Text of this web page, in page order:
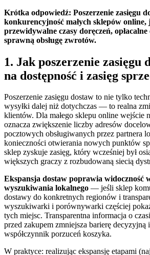
Krótka odpowiedź: Poszerzenie zasięgu
konkurencyjność małych sklepów online,
przewidywalne czasy doręczeń, opłacalne
sprawną obsługę zwrotów.
1. Jak poszerzenie zasięgu
na dostępność i zasięg
Poszerzenie zasięgu dostaw to nie tylko
wysyłki dalej niż dotychczas — to realna
klientów. Dla małego sklepu online wejście
oznacza zwiększenie liczby adresów
pocztowych obsługiwanych przez partnera
konieczności otwierania nowych punktów
sklep zyskuje zasięg, który wcześniej był
większych graczy z rozbudowaną siecią
Ekspansja dostaw poprawia widoczność
wyszukiwania lokalnego — jeśli sklep
dostawy do konkretnych regionów i
wyszukiwarki i porównywarki częściej
tych miejsc. Transparentna informacja o
przed zakupem zmniejsza barierę decyzyjną
współczynnik porzuceń koszyka.
W praktyce: realizując ekspansję etapami